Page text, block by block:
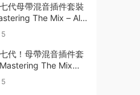
代母帶混音插件套裝
The Mix – All
Bundle
R2R&VR
5
代！母帶混音插件套
The Mix
v2026.08.03
MAC-MORiA
5